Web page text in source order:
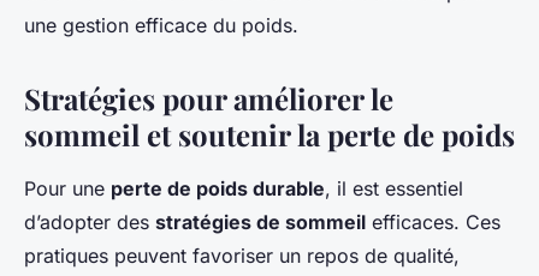
une gestion efficace du poids.
Stratégies pour améliorer le
sommeil et soutenir la perte de poids
Pour une perte de poids durable, il est essentiel
d’adopter des stratégies de sommeil efficaces. Ces
pratiques peuvent favoriser un repos de qualité,